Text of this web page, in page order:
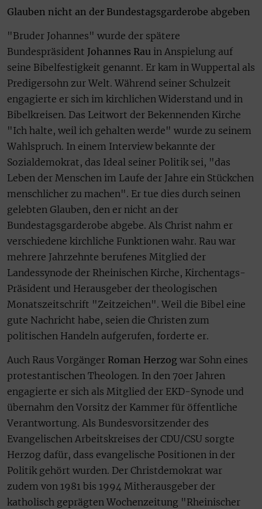
Glauben nicht an der Bundestagsgarderobe abgeben
"Bruder Johannes" wurde der spätere
Bundespräsident Johannes Rau in Anspielung auf
seine Bibelfestigkeit genannt. Er kam in Wuppertal als
Predigersohn zur Welt. Während seiner Schulzeit
engagierte er sich im kirchlichen Widerstand und in
Bibelkreisen. Das Leitwort der Bekennenden Kirche
"Ich halte, weil ich gehalten werde" wurde zu seinem
Wahlspruch. In einem Interview bekannte der
Sozialdemokrat, das Ideal seiner Politik sei, "das
Leben der Menschen im Laufe der Jahre ein Stückchen
menschlicher zu machen". Er tue dies durch seinen
gelebten Glauben, den er nicht an der
Bundestagsgarderobe abgebe. Als Christ nahm er
verschiedene kirchliche Funktionen wahr. Rau war
mehrere Jahrzehnte berufenes Mitglied der
Landessynode der Rheinischen Kirche, Kirchentags-
Präsident und Herausgeber der theologischen
Monatszeitschrift "Zeitzeichen". Weil die Bibel eine
gute Nachricht habe, seien die Christen zum
politischen Handeln aufgerufen, forderte er.
Auch Raus Vorgänger Roman Herzog war Sohn eines
protestantischen Theologen. In den 70er Jahren
engagierte er sich als Mitglied der EKD-Synode und
übernahm den Vorsitz der Kammer für öffentliche
Verantwortung. Als Bundesvorsitzender des
Evangelischen Arbeitskreises der CDU/CSU sorgte
Herzog dafür, dass evangelische Positionen in der
Politik gehört wurden. Der Christdemokrat war
zudem von 1981 bis 1994 Mitherausgeber der
katholisch geprägten Wochenzeitung "Rheinischer